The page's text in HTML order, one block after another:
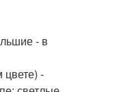
- в
цвете) -